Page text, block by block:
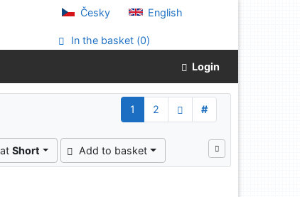
Česky English
In the basket (0)
Login
1 2
#
Short Add to basket